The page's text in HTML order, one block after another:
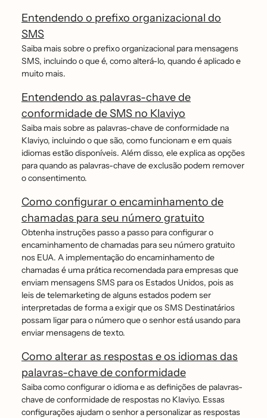
Entendendo o prefixo organizacional do
SMS
Saiba mais sobre o prefixo organizacional para mensagens
SMS, incluindo o que é, como alterá-lo, quando é aplicado e
muito mais.
Entendendo as palavras-chave de
conformidade de SMS no Klaviyo
Saiba mais sobre as palavras-chave de conformidade na
Klaviyo, incluindo o que são, como funcionam e em quais
idiomas estão disponíveis. Além disso, ele explica as opções
para quando as palavras-chave de exclusão podem remover
o consentimento.
Como configurar o encaminhamento de
chamadas para seu número gratuito
Obtenha instruções passo a passo para configurar o
encaminhamento de chamadas para seu número gratuito
nos EUA. A implementação do encaminhamento de
chamadas é uma prática recomendada para empresas que
enviam mensagens SMS para os Estados Unidos, pois as
leis de telemarketing de alguns estados podem ser
interpretadas de forma a exigir que os SMS Destinatários
possam ligar para o número que o senhor está usando para
enviar mensagens de texto.
Como alterar as respostas e os idiomas das
palavras-chave de conformidade
Saiba como configurar o idioma e as definições de palavras-
chave de conformidade de respostas no Klaviyo. Essas
configurações ajudam o senhor a personalizar as respostas